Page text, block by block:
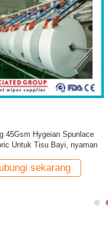
Kain Nonwoven Spunlace
Basah Dan Tisu Kering
sekarang